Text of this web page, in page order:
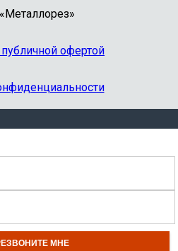
публичной офертой